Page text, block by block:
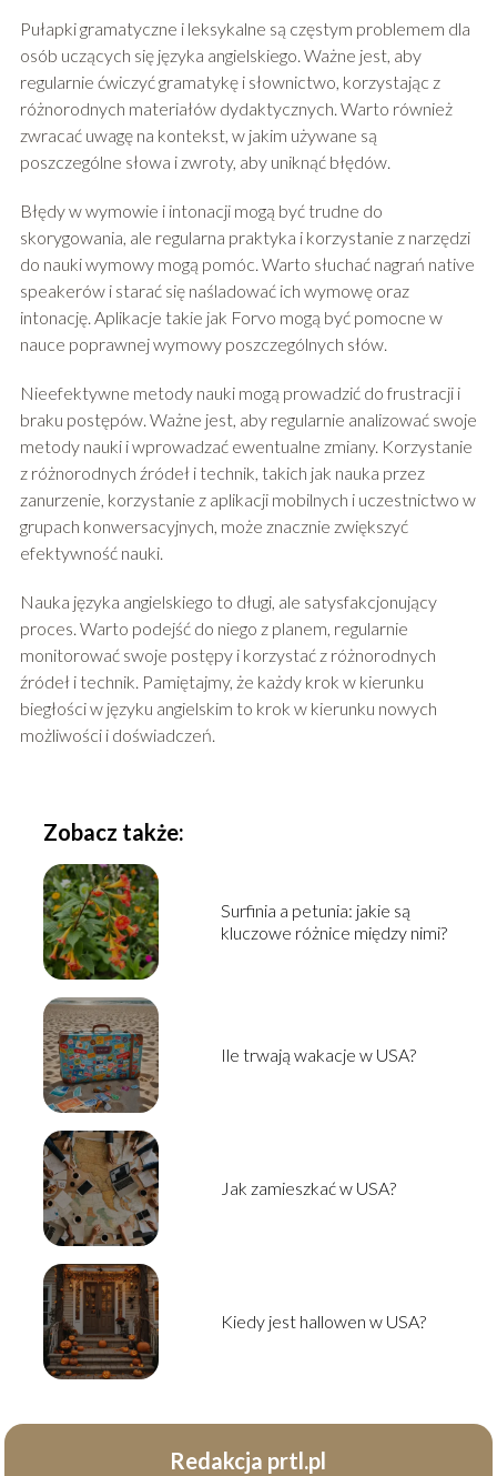
Pułapki gramatyczne i leksykalne są częstym problemem dla
osób uczących się języka angielskiego. Ważne jest, aby
regularnie ćwiczyć gramatykę i słownictwo, korzystając z
różnorodnych materiałów dydaktycznych. Warto również
zwracać uwagę na kontekst, w jakim używane są
poszczególne słowa i zwroty, aby uniknąć błędów.
Błędy w wymowie i intonacji mogą być trudne do
skorygowania, ale regularna praktyka i korzystanie z narzędzi
do nauki wymowy mogą pomóc. Warto słuchać nagrań native
speakerów i starać się naśladować ich wymowę oraz
intonację. Aplikacje takie jak Forvo mogą być pomocne w
nauce poprawnej wymowy poszczególnych słów.
Nieefektywne metody nauki mogą prowadzić do frustracji i
braku postępów. Ważne jest, aby regularnie analizować swoje
metody nauki i wprowadzać ewentualne zmiany. Korzystanie
z różnorodnych źródeł i technik, takich jak nauka przez
zanurzenie, korzystanie z aplikacji mobilnych i uczestnictwo w
grupach konwersacyjnych, może znacznie zwiększyć
efektywność nauki.
Nauka języka angielskiego to długi, ale satysfakcjonujący
proces. Warto podejść do niego z planem, regularnie
monitorować swoje postępy i korzystać z różnorodnych
źródeł i technik. Pamiętajmy, że każdy krok w kierunku
biegłości w języku angielskim to krok w kierunku nowych
możliwości i doświadczeń.
Zobacz także:
Surfinia a petunia: jakie są
kluczowe różnice między nimi?
Ile trwają wakacje w USA?
Jak zamieszkać w USA?
Kiedy jest hallowen w USA?
Redakcja prtl.pl